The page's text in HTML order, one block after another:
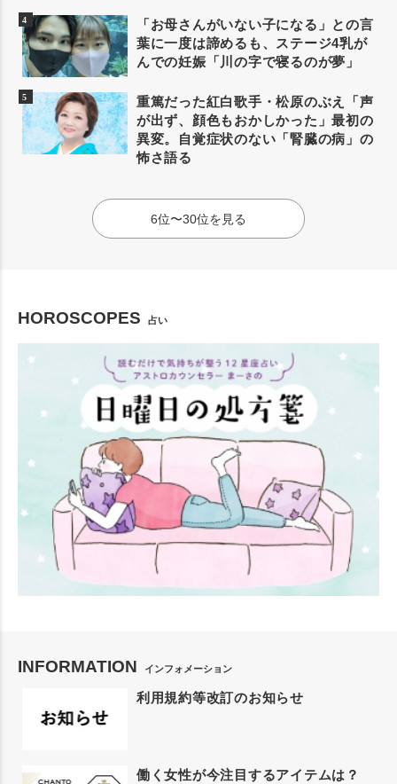
「お母さんがいない子になる」との言
葉に一度は諦めるも、ステージ4乳が
んでの妊娠「川の字で寝るのが夢」
重篤だった紅白歌手・松原のぶえ「声
が出ず、顔色もおかしかった」最初の
異変。自覚症状のない「腎臓の病」の
怖さ語る
6位〜30位を見る
HOROSCOPES 占い
INFORMATION インフォメーション
利用規約等改訂のお知らせ
働く女性が今注目するアイテムは？